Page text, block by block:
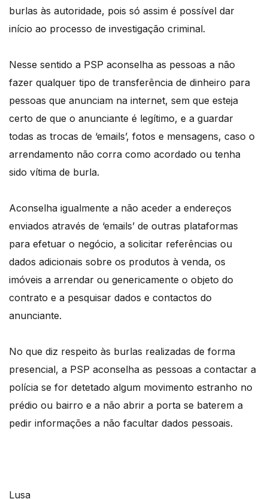
burlas às autoridade, pois só assim é possível dar
início ao processo de investigação criminal.
Nesse sentido a PSP aconselha as pessoas a não
fazer qualquer tipo de transferência de dinheiro para
pessoas que anunciam na internet, sem que esteja
certo de que o anunciante é legítimo, e a guardar
todas as trocas de ‘emails’, fotos e mensagens, caso o
arrendamento não corra como acordado ou tenha
sido vítima de burla.
Aconselha igualmente a não aceder a endereços
enviados através de ‘emails’ de outras plataformas
para efetuar o negócio, a solicitar referências ou
dados adicionais sobre os produtos à venda, os
imóveis a arrendar ou genericamente o objeto do
contrato e a pesquisar dados e contactos do
anunciante.
No que diz respeito às burlas realizadas de forma
presencial, a PSP aconselha as pessoas a contactar a
polícia se for detetado algum movimento estranho no
prédio ou bairro e a não abrir a porta se baterem a
pedir informações a não facultar dados pessoais.
Lusa